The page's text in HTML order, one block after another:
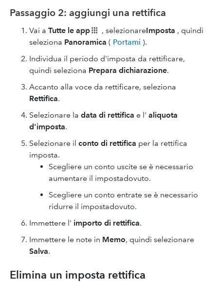
Passaggio 2: aggiungi una rettifica
Vai a Tutte le app , selezionareImposta , quindi
seleziona Panoramica ( Portami ).
Individua il periodo d'imposta da rettificare,
quindi seleziona Prepara dichiarazione.
Accanto alla voce da rettificare, seleziona
Rettifica.
Selezionare la data di rettifica e l' aliquota
d'imposta.
Selezionare il conto di rettifica per la rettifica
imposta.
Scegliere un conto uscite se è necessario
aumentare il impostadovuto.
Scegliere un conto entrate se è necessario
ridurre il impostadovuto.
Immettere l' importo di rettifica.
Immettere le note in Memo, quindi selezionare
Salva.
Elimina un imposta rettifica